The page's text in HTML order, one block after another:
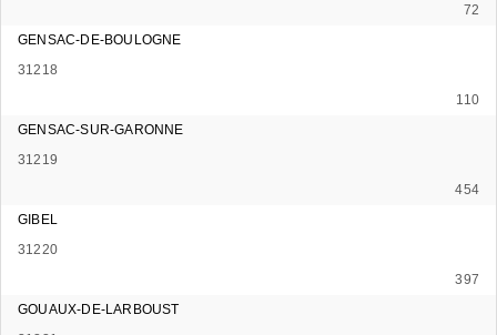
72
GENSAC-DE-BOULOGNE
31218
110
GENSAC-SUR-GARONNE
31219
454
GIBEL
31220
397
GOUAUX-DE-LARBOUST